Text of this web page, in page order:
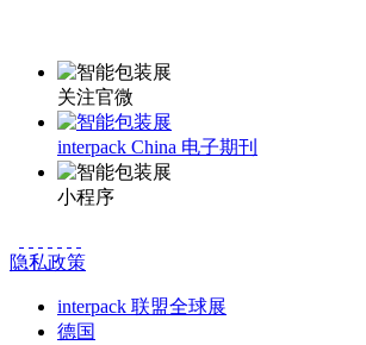
关注官微
interpack China 电子期刊
小程序
隐私政策
interpack 联盟全球展
德国